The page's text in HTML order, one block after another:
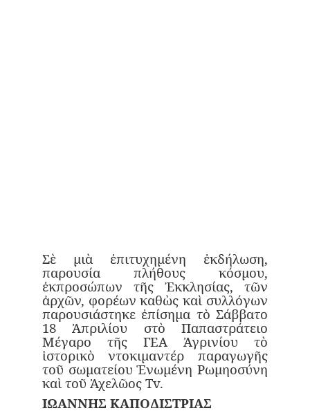
Σὲ μιὰ ἐπιτυχημένη ἐκδήλωση,
παρουσία πλήθους κόσμου,
ἐκπροσώπων τῆς Ἐκκλησίας, τῶν
ἀρχῶν, φορέων καθὼς καὶ συλλόγων
παρουσιάστηκε ἐπίσημα τὸ Σάββατο
18 Ἀπριλίου στὸ Παπαστράτειο
Μέγαρο τῆς ΓΕΑ Ἀγρινίου τὸ
ἱστορικὸ ντοκιμαντέρ παραγωγῆς
τοῦ σωματείου Ἑνωμένη Ρωμηοσύνη
καὶ τοῦ Ἀχελῶος Tv.
ΙΩΑΝΝΗΣ ΚΑΠΟΔΙΣΤΡΙΑΣ